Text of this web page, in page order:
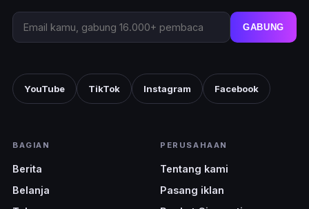
GABUNG
YouTube TikTok Instagram Facebook
BAGIAN
Berita
Belanja
PERUSAHAAN
Tentang kami
Pasang iklan